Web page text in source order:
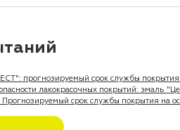
прогнозируемый срок службы покрытия
лакокрасочных покрытий: эмаль
срок службы покрытия на